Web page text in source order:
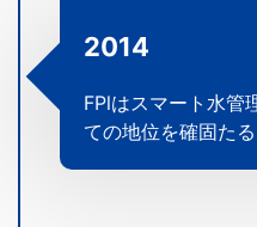
2014
FPlはスマート水管
ての地位を確固た